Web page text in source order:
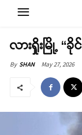
လားရှိုးမြို့ “
By SHAN May 27, 2026